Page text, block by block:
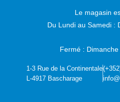
Le magasin
Du Lundi au Samedi :
Fermé :
1-3 Rue de la Continentale
L-4917 Bascharage